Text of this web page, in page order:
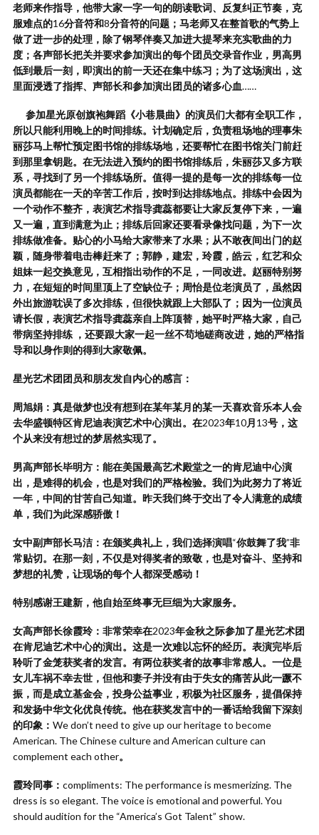
老师来作指导，他带大家一字一句的朗读歌词、反复纠正节奏，克
服难点的16分音符和8分音符的问题；马老师又在整首歌的气势上
做了进一步的处理，除了钢琴伴奏又加进大提琴来充实歌曲的力
度；各声部长把关并要求参加演出的每个团员交录音作业，男高男
低到最后一刻，即演出的前一天还在集中练习；为了这场演出，这
里面浸透了指挥、声部长和参加演出团员的诸多心血……
参加星光原创旗袍舞蹈《小巷晨曲》的演员们大都有全职工作，
所以只能利用晚上的时间排练。计划确定后，负责租场地的理事朱
丽莎马上帮忙预定图书馆的排练场地，还要帮忙在图书馆关门前赶
到那里拿钥匙。在无法进入预约的图书馆排练后，朱丽莎又多方联
系，寻找到了另一个排练场所。值得一提的是每一次的排练每一位
演员都能在一天的辛苦工作后，按时到达排练地点。排练中会因为
一个动作不整齐，表演艺术指导龚蕊都要让大家反复停下来，一遍
又一遍，直到满意为止；排练后回家还要看录像找问题，为下一次
排练做准备。贴心的小马给大家带来了水果；从不敢夜间出门的赵
颖，随身带着电击棒赶来了；郭静，建宏，玲霞，皓云，红艺和众
姐妹一起交换意见，互相指出动作的不足，一同改进。赵丽特别努
力，在短短的时间里顶上了空缺位子；周怡是位老演员了，虽然因
外出旅游耽误了多次排练，但很快就跟上大部队了；因为一位演员
请长假，表演艺术指导龚蕊亲自上阵顶替，她平时严格大家，自己
带病坚持排练 ，还要跟大家一起一丝不苟地磋商改进，她的严格指
导和以身作则的得到大家敬佩。
星光艺术团团员和朋友发自内心的感言：
周旭娟：真是做梦也没有想到在某年某月的某一天喜欢音乐本人会
去华盛顿特区肯尼迪表演艺术中心演出。在2023年10月13号，这
个从来没有想过的梦居然实现了。
男高声部长毕明方：能在美国最高艺术殿堂之一的肯尼迪中心演
出，是难得的机会，也是对我们的严格检验。我们为此努力了将近
一年，中间的甘苦自己知道。昨天我们终于交出了令人满意的成绩
单，我们为此深感骄傲！
女中副声部长马洁：在颁奖典礼上，我们选择演唱“你鼓舞了我”非
常贴切。在那一刻，不仅是对得奖者的致敬，也是对奋斗、坚持和
梦想的礼赞，让现场的每个人都深受感动！
特别感谢王建新，他自始至终事无巨细为大家服务。
女高声部长徐霞玲：非常荣幸在2023年金秋之际参加了星光艺术团
在肯尼迪艺术中心的演出。这是一次难以忘怀的经历。表演完毕后
聆听了金笼获奖者的发言。有两位获奖者的故事非常感人。一位是
女儿车祸不幸去世，但他和妻子并没有由于失女的痛苦从此一蹶不
振，而是成立基金会，投身公益事业，积极为社区服务，提倡保持
和发扬中华文化优良传统。他在获奖发言中的一番话给我留下深刻
的印象： We don’t need to give up our heritage to become
American. The Chinese culture and American culture can
complement each other。
霞玲同事： compliments: The performance is mesmerizing. The
dress is so elegant. The voice is emotional and powerful. You
should audition for the “America’s Got Talent” show.